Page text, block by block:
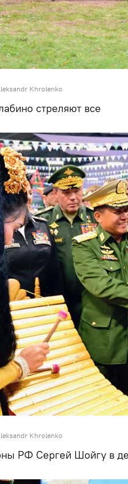
Khrolenko
стреляют все
Khrolenko
РФ Сергей Шойгу в